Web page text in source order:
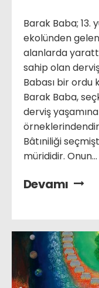
Barak Baba; 13.
ekolünden
alanlarda
sahip olan
Babası bir ordu
Barak Baba,
derviş
Bâtıniliği
mürididir. Onun...
Devamı